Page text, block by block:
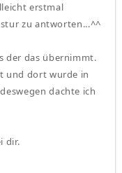
erstmal
zu antworten...^^
der das übernimmt.
und dort wurde in
dachte ich
dir.